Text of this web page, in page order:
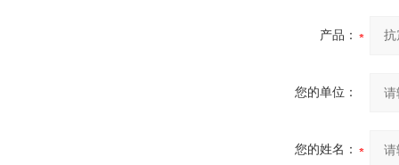
产品：
您的单位：
您的姓名：